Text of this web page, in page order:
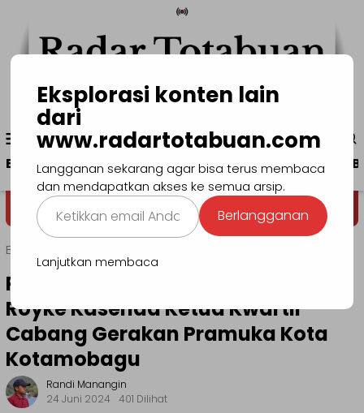
konten
Menu
Mobile
www.radartotabuan.com
Beranda Kotamobagu Bolmong Boltim
Dega' Niondon Selamat
Beranda
Pj Walikota Asripan Nani Lantik
Royke Kasenda Ketua Kwartir
Cabang Gerakan Pramuka Kota
Kotamobagu
Randi Manangin
24 Juni 2024
401 Dilihat
Eksplorasi konten lain
dari
www.radartotabuan.com
Langganan sekarang agar bisa terus membaca
dan mendapatkan akses ke semua arsip.
Ketikkan
email
Anda...
Berlangganan
Lanjutkan membaca